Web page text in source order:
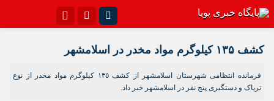
آپارات
کشف ۱۳۵ کیلوگرم مواد مخدر در اسلامشهر
فرمانده انتظامی شهرستان اسلامشهر از کشف ١٣٥ کیلوگرم مواد مخدر از نوع
تریاک و دستگیری پنج نفر در اسلامشهر خبر داد.